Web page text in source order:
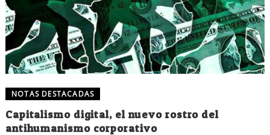
NOTAS DESTACADAS
Capitalismo digital, el nuevo rostro del
antihumanismo corporativo